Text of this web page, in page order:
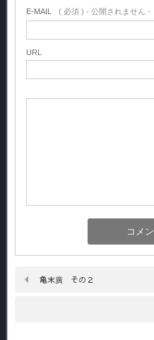
E-MAIL ( 必須 ) - 公開されません -
URL
亀末廣 その２